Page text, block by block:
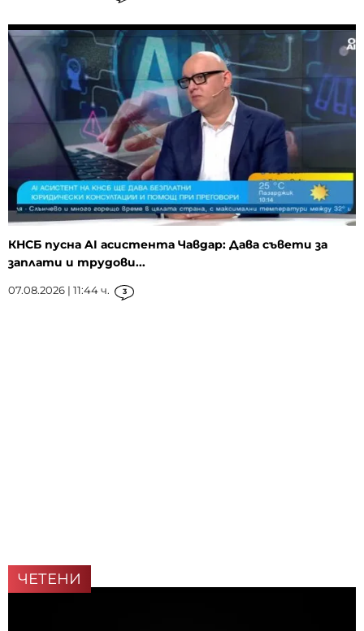
КНСБ пусна AI асистента Чавдар: Дава съвети за
заплати и трудови...
07.08.2026 | 11:44 ч. 3
ЧЕТЕНИ